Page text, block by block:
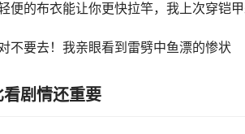
便的布衣能让你更快拉竿，我上次穿铠
不要去！我亲眼看到雷劈中鱼漂的惨状
剧情还重要